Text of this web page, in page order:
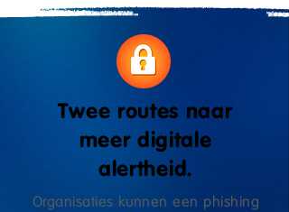
Twee routes naar
meer digitale
alertheid.
Organisaties kunnen een phishing